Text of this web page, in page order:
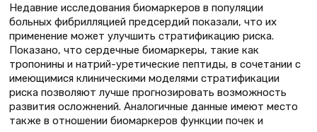
Недавние исследования биомаркеров в популяции
больных фибрилляцией предсердий показали, что их
применение может улучшить стратификацию риска.
Показано, что сердечные биомаркеры, такие как
тропонины и натрий-уретические пептиды, в сочетании с
имеющимися клиническими моделями стратификации
риска позволяют лучше прогнозировать возможность
развития осложнений. Аналогичные данные имеют место
также в отношении биомаркеров функции почек и